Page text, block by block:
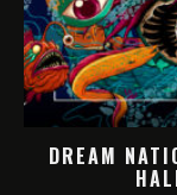
DREAM